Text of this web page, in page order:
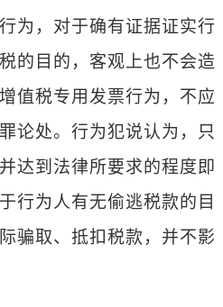
为，对于确有证据证实行
的目的，客观上也不会造
值税专用发票行为，不应
论处。行为犯说认为，只
达到法律所要求的程度即
行为人有无偷逃税款的目
骗取、抵扣税款，并不影